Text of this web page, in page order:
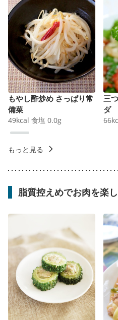
もやし酢炒め さっぱり常
備菜
49kcal 食塩 0.0g
三
ダ
66
もっと見る
脂質控えめでお肉を楽